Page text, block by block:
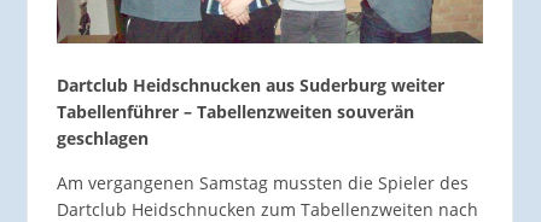
Dartclub Heidschnucken aus Suderburg weiter
Tabellenführer – Tabellenzweiten souverän
geschlagen
Am vergangenen Samstag mussten die Spieler des
Dartclub Heidschnucken zum Tabellenzweiten nach